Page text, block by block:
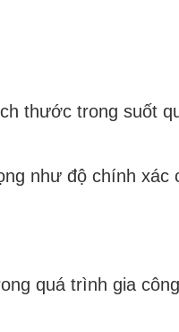
thước trong suốt
như độ chính xác
quá trình gia